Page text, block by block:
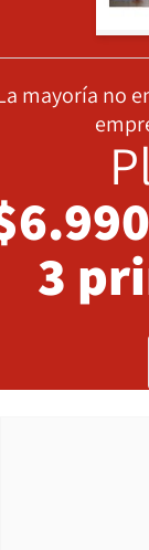
mayoría no
3